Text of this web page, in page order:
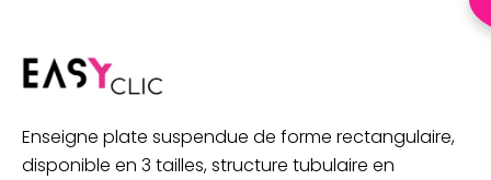
Enseigne plate suspendue de forme rectangulaire,
disponible en 3 tailles, structure tubulaire en